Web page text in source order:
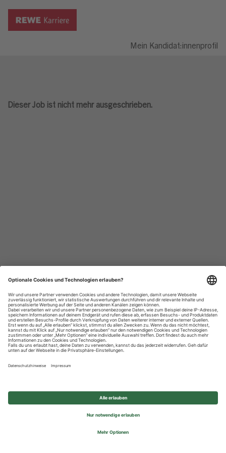
Mein Kandidat:innenprofil
Dieser Job ist nicht mehr ausgeschrieben.
Datenschutzhinweise
Impressum
Privatsphäre-Einstellungen
© 2026 REWE Group - All rights reserved